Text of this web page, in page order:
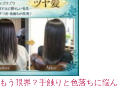
う限界？手触りと色落ちに悩ん